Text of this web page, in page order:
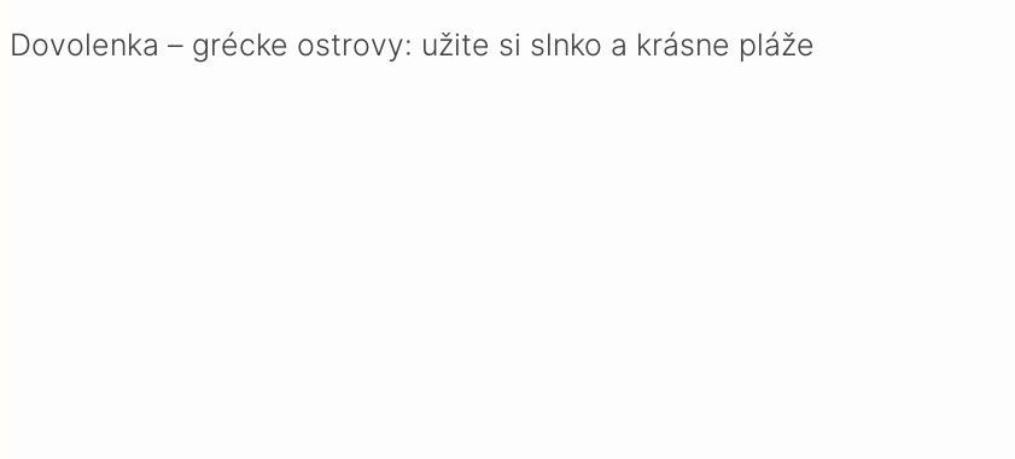
Dovolenka – grécke ostrovy: užite si slnko a krásne pláže